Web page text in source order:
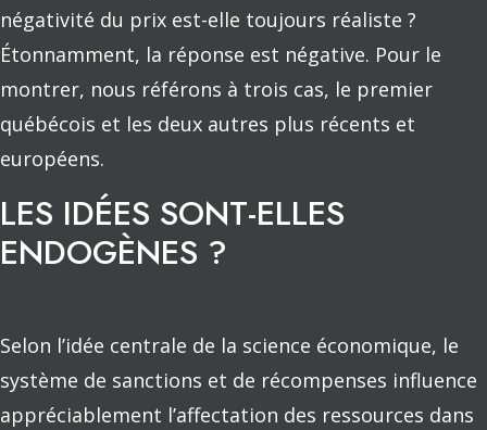
négativité du prix est-elle toujours réaliste ?
Étonnamment, la réponse est négative. Pour le
montrer, nous référons à trois cas, le premier
québécois et les deux autres plus récents et
européens.
LES IDÉES SONT-ELLES
ENDOGÈNES ?
Selon l’idée centrale de la science économique, le
système de sanctions et de récompenses influence
appréciablement l’affectation des ressources dans